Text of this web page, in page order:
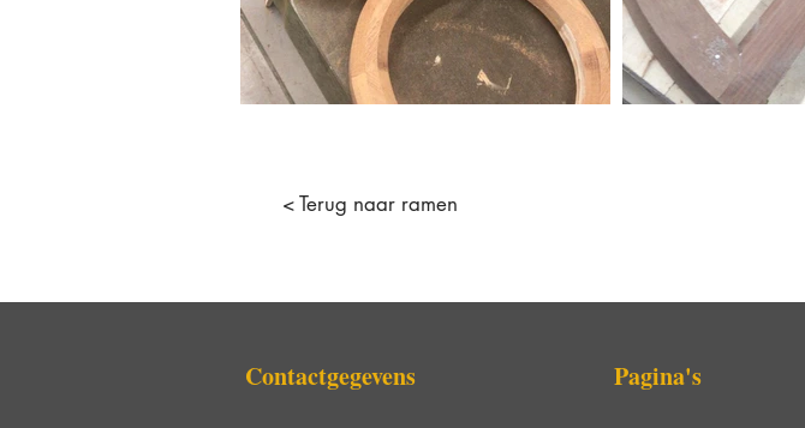
< Terug naar ramen
Contactgegevens Pagina's